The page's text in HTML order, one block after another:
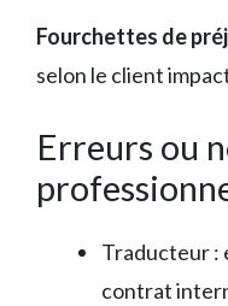
Fourchettes de
selon le client
Erreurs ou
Traducteur :
contrat